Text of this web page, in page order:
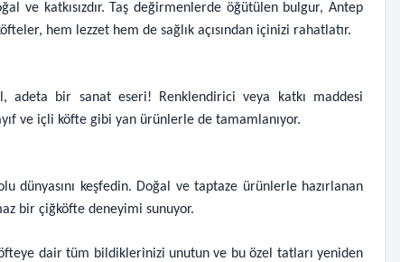
ve katkısızdır. Taş değirmenlerde öğütülen bulgur, Antep
hem lezzet hem de sağlık açısından içinizi rahatlatır.
adeta bir sanat eseri! Renklendirici veya katkı maddesi
ve içli köfte gibi yan ürünlerle de tamamlanıyor.
dünyasını keşfedin. Doğal ve taptaze ürünlerle hazırlanan
bir çiğköfte deneyimi sunuyor.
dair tüm bildiklerinizi unutun ve bu özel tatları yeniden